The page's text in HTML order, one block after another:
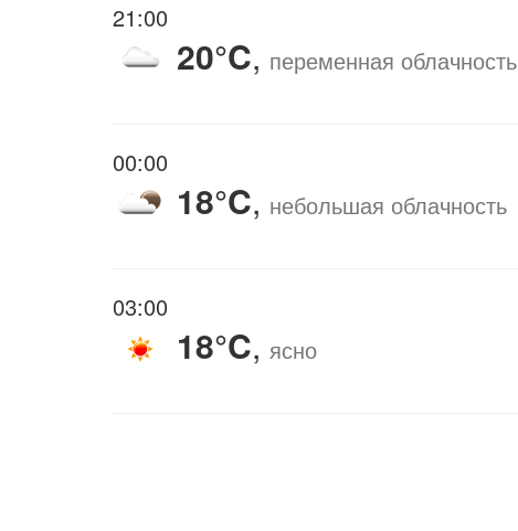
21:00
20°C, переменная облачность
00:00
18°C, небольшая облачность
03:00
18°C, ясно